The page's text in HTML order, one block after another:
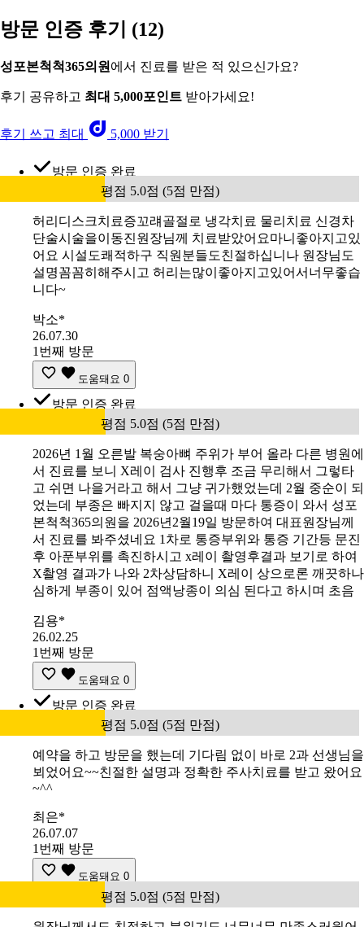
방문 인증 후기 (12)
성포본척척365의원 에서 진료를 받은 적 있으신가요?
후기 공유하고 최대 5,000포인트 받아가세요!
후기 쓰고 최대 5,000 받기
방문 인증 완료
평점 5.0점 (5점 만점)
허리디스크치료증꼬럐골절로 냉각치료 물리치료 신경차
단술시술을이동진원장님께 치료받았어요마니좋아지고있
어요 시설도쾌적하구 직원분들도친절하십니나 원장님도
설명꼼꼼히해주시고 허리는많이좋아지고있어서너무좋습
니다~
박소*
26.07.30
1번째 방문
도움돼요 0
방문 인증 완료
평점 5.0점 (5점 만점)
2026년 1월 오른발 복숭아뼈 주위가 부어 올라 다른 병원에
서 진료를 보니 X레이 검사 진행후 조금 무리해서 그렇타
고 쉬면 나을거라고 해서 그냥 귀가했었는데 2월 중순이 되
었는데 부종은 빠지지 않고 걸을때 마다 통증이 와서 성포
본척척365의원을 2026년2월19일 방문하여 대표원장님께
서 진료를 봐주셨네요 1차로 통증부위와 통증 기간등 문진
후 아푼부위를 촉진하시고 x레이 촬영후결과 보기로 하여
X촬영 결과가 나와 2차상담하니 X레이 상으로론 깨끗하나
심하게 부종이 있어 점액낭종이 의심 된다고 하시며 초음
김용*
26.02.25
1번째 방문
도움돼요 0
방문 인증 완료
평점 5.0점 (5점 만점)
예약을 하고 방문을 했는데 기다림 없이 바로 2과 선생님을
뵈었어요~~친절한 설명과 정확한 주사치료를 받고 왔어요
~^^
최은*
26.07.07
1번째 방문
도움돼요 0
평점 5.0점 (5점 만점)